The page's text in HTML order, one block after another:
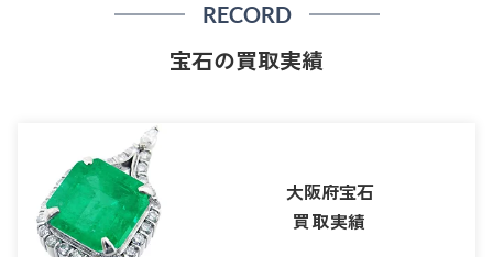
RECORD
宝石の買取実績
大阪府宝石
買取実績